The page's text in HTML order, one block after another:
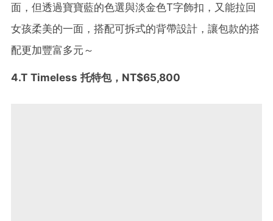
面，但透過寶寶藍的色選與淡金色T字飾扣，又能拉回
女孩柔美的一面，搭配可拆式的背帶設計，讓包款的搭
配更加豐富多元～
4.T Timeless 托特包，NT$65,800